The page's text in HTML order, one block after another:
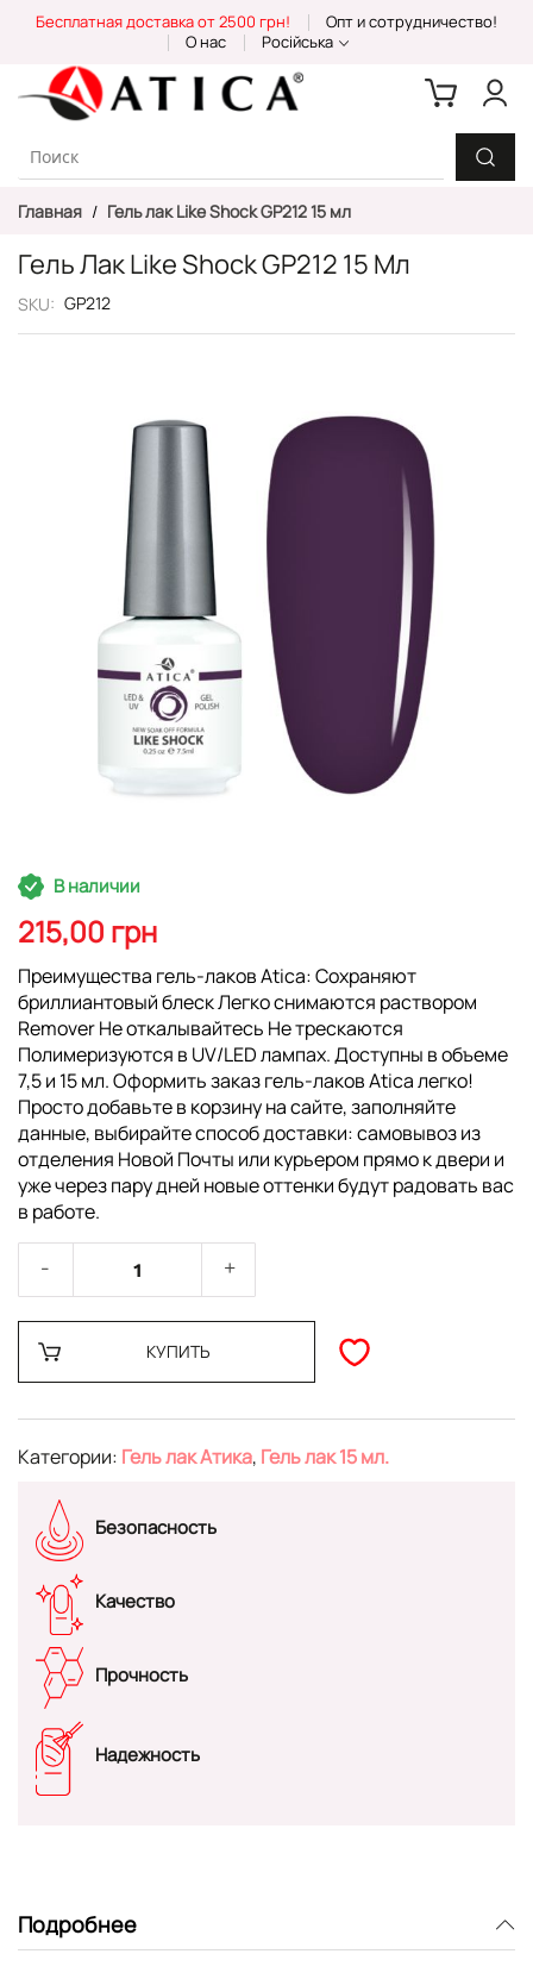
Content
Бесплатная доставка от 2500 грн!
Опт и сотрудничество!
О нас
Російська
Главная Гель лак Like Shock GP212 15 мл
Гель Лак Like Shock GP212 15 Мл
SKU GP212
изображений
Перейти
к
началу
галереи
изображений
В наличии
215,00 грн
Преимущества гель-лаков Atica: Сохраняют
бриллиантовый блеск Легко снимаются раствором
Remover Не откалывайтесь Не трескаются
Полимеризуются в UV/LED лампах. Доступны в объеме
7,5 и 15 мл. Оформить заказ гель-лаков Atica легко!
Просто добавьте в корзину на сайте, заполняйте
данные, выбирайте способ доставки: самовывоз из
отделения Новой Почты или курьером прямо к двери и
уже через пару дней новые оттенки будут радовать вас
в работе.
КУПИТЬ
Категории: Гель лак Атика, Гель лак 15 мл.
Безопасность
Качество
Прочность
Надежность
Подробнее